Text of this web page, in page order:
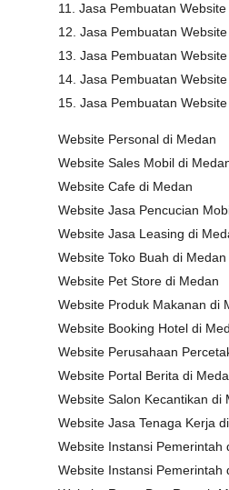
11. Jasa Pembuatan
12. Jasa Pembuatan
13. Jasa Pembuatan
14. Jasa Pembuatan
15. Jasa Pembuatan
Website Personal di Medan
Website Sales Mobil di
Website Cafe di Medan
Website Jasa Pencucian
Website Jasa Leasing di
Website Toko Buah di Medan
Website Pet Store di Medan
Website Produk Makanan di
Website Booking Hotel di
Website Perusahaan
Website Portal Berita di
Website Salon Kecantikan di
Website Jasa Tenaga Kerja
Website Instansi Pemerintah
Website Instansi Pemerintah